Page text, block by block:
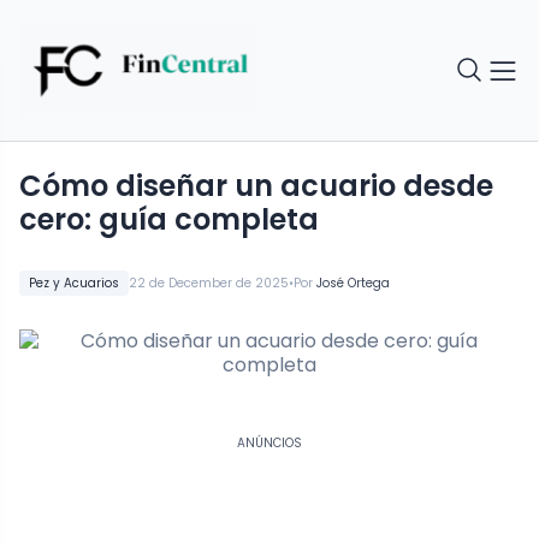
Pez y Acuarios 22 de December de 2025•Por José Ortega
Cómo diseñar un acuario desde
cero: guía completa
ANÚNCIOS